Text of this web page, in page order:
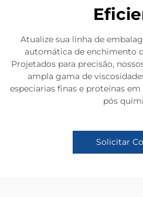
Atualize sua linha de
automática de enchimento
Projetados para precisão,
ampla gama de
especiarias finas e proteínas
pós
Solicitar